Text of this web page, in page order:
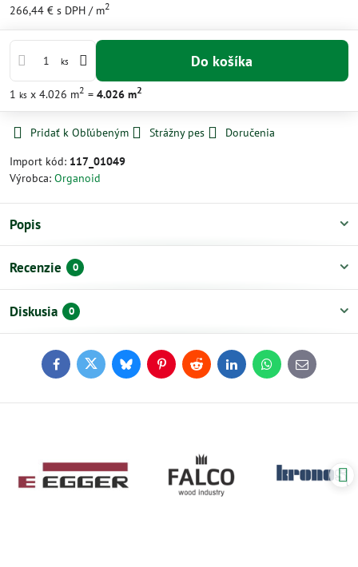
266,44 € s DPH / m2
ks Do košíka
1 ks x 4.026 m2 = 4.026 m2
Pridať k Obľúbeným Strážny pes
Doručenia
Import kód: 117_01049
Výrobca: Organoid
Popis
Recenzie 0
Diskusia 0
FacebookTwitterBlueskyPinterestReddit LinkedInWhatsApp
E-
mail